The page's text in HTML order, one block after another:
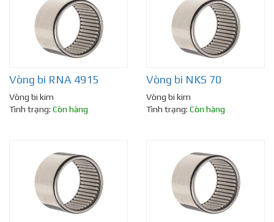
Vòng bi RNA 4915
Vòng bi kim
Tình trạng: Còn hàng
Vòng bi NKS 70
Vòng bi kim
Tình trạng: Còn hàng